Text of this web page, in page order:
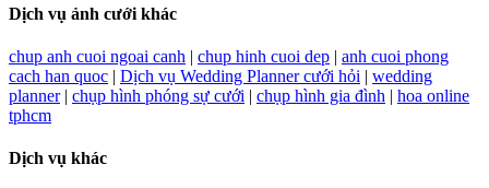
Dịch vụ ảnh cưới khác
chup anh cuoi ngoai canh | chup hinh cuoi dep | anh cuoi phong
cach han quoc | Dịch vụ Wedding Planner cưới hỏi | wedding
planner| chụp hình phóng sự cưới | chụp hình gia đình | hoa online
tphcm
Dịch vụ khác